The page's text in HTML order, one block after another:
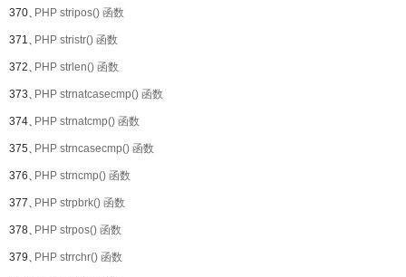
370、PHP stripos() 函数
371、PHP stristr() 函数
372、PHP strlen() 函数
373、PHP strnatcasecmp() 函数
374、PHP strnatcmp() 函数
375、PHP strncasecmp() 函数
376、PHP strncmp() 函数
377、PHP strpbrk() 函数
378、PHP strpos() 函数
379、PHP strrchr() 函数